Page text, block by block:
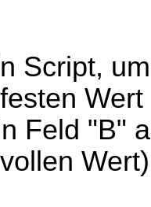
Script,
Feld "B"